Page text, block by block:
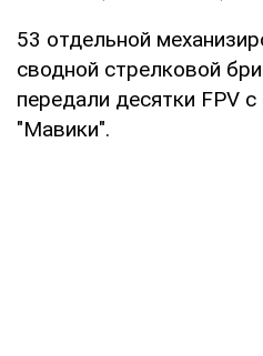
53 отдельной
сводной стрелковой
передали десятки FPV
"Мавики".